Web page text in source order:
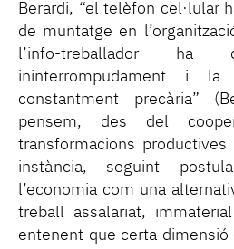
Berardi, “el telèfon cel·lular
de muntatge en
l’info-treballador
ininterrompudament i
constantment precària”
pensem, des del
transformacions
instància, seguint
l’economia com una
treball assalariat,
entenent que certa dimensió